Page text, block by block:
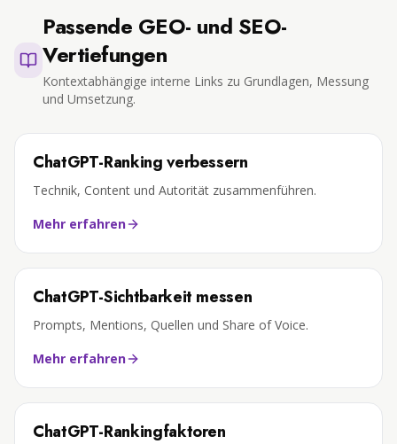
Passende GEO- und SEO-
Vertiefungen
Kontextabhängige interne Links zu Grundlagen, Messung
und Umsetzung.
ChatGPT-Ranking verbessern
Technik, Content und Autorität zusammenführen.
Mehr erfahren
ChatGPT-Sichtbarkeit messen
Prompts, Mentions, Quellen und Share of Voice.
Mehr erfahren
ChatGPT-Rankingfaktoren